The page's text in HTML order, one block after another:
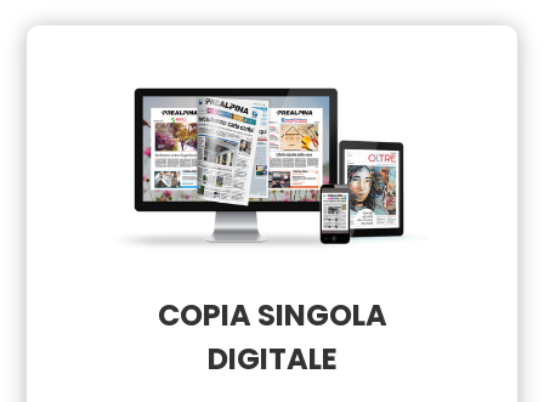
COPIA SINGOLA
DIGITALE